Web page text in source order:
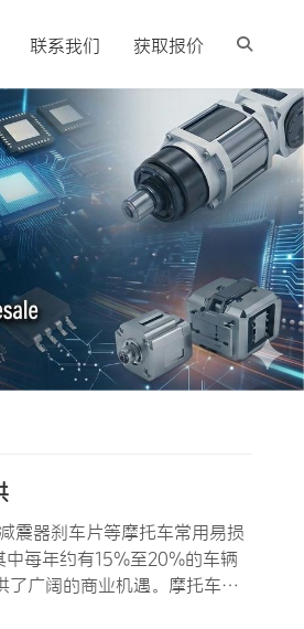
联系我们 获取报价
震器刹车片等摩托车常用易损
每年约有15%至20%的车辆
广阔的商业机遇。摩托车零